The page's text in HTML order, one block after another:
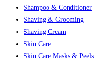
Shampoo & Conditioner
Shaving & Grooming
Shaving Cream
Skin Care
Skin Care Masks & Peels